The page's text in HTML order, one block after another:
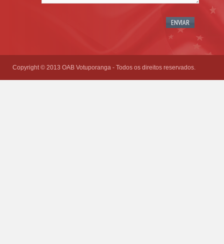
Copyright © 2013 OAB Votuporanga - Todos os direitos reservados.